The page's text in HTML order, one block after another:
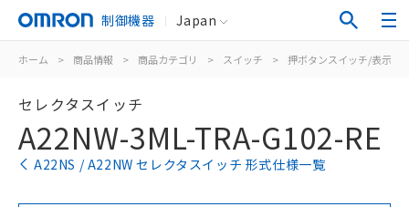
制御機器 Japan
ホーム > 商品情報 > 商品カテゴリ > スイッチ > 押ボタンスイッチ/表示灯
セレクタスイッチ
A22NW-3ML-TRA-G102-RE
A22NS / A22NW セレクタスイッチ 形式仕様一覧